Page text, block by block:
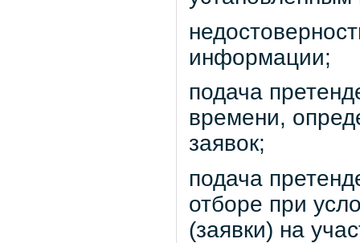
информации;
подача
времени,
заявок;
подача
отборе при
(заявки) на